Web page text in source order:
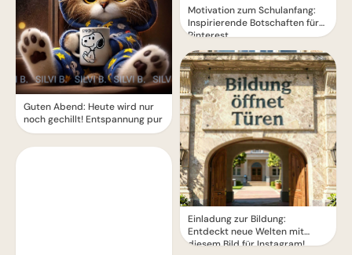
Guten Abend: Heute wird nur
noch gechillt! Entspannung pur
Motivation zum Schulanfang:
Inspirierende Botschaften für
Pinterest
Einladung zur Bildung:
Entdeckt neue Welten mit
diesem Bild für Instagram!